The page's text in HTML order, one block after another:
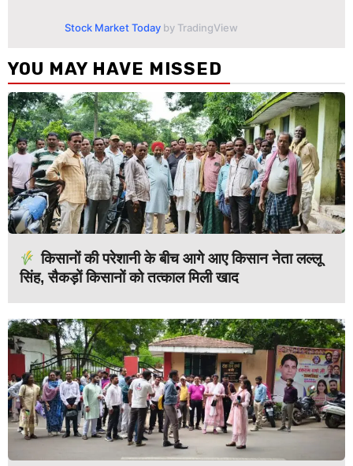
Stock Market Today by TradingView
YOU MAY HAVE MISSED
किसानों की परेशानी के बीच आगे आए किसान नेता लल्लू
सिंह, सैकड़ों किसानों को तत्काल मिली खाद